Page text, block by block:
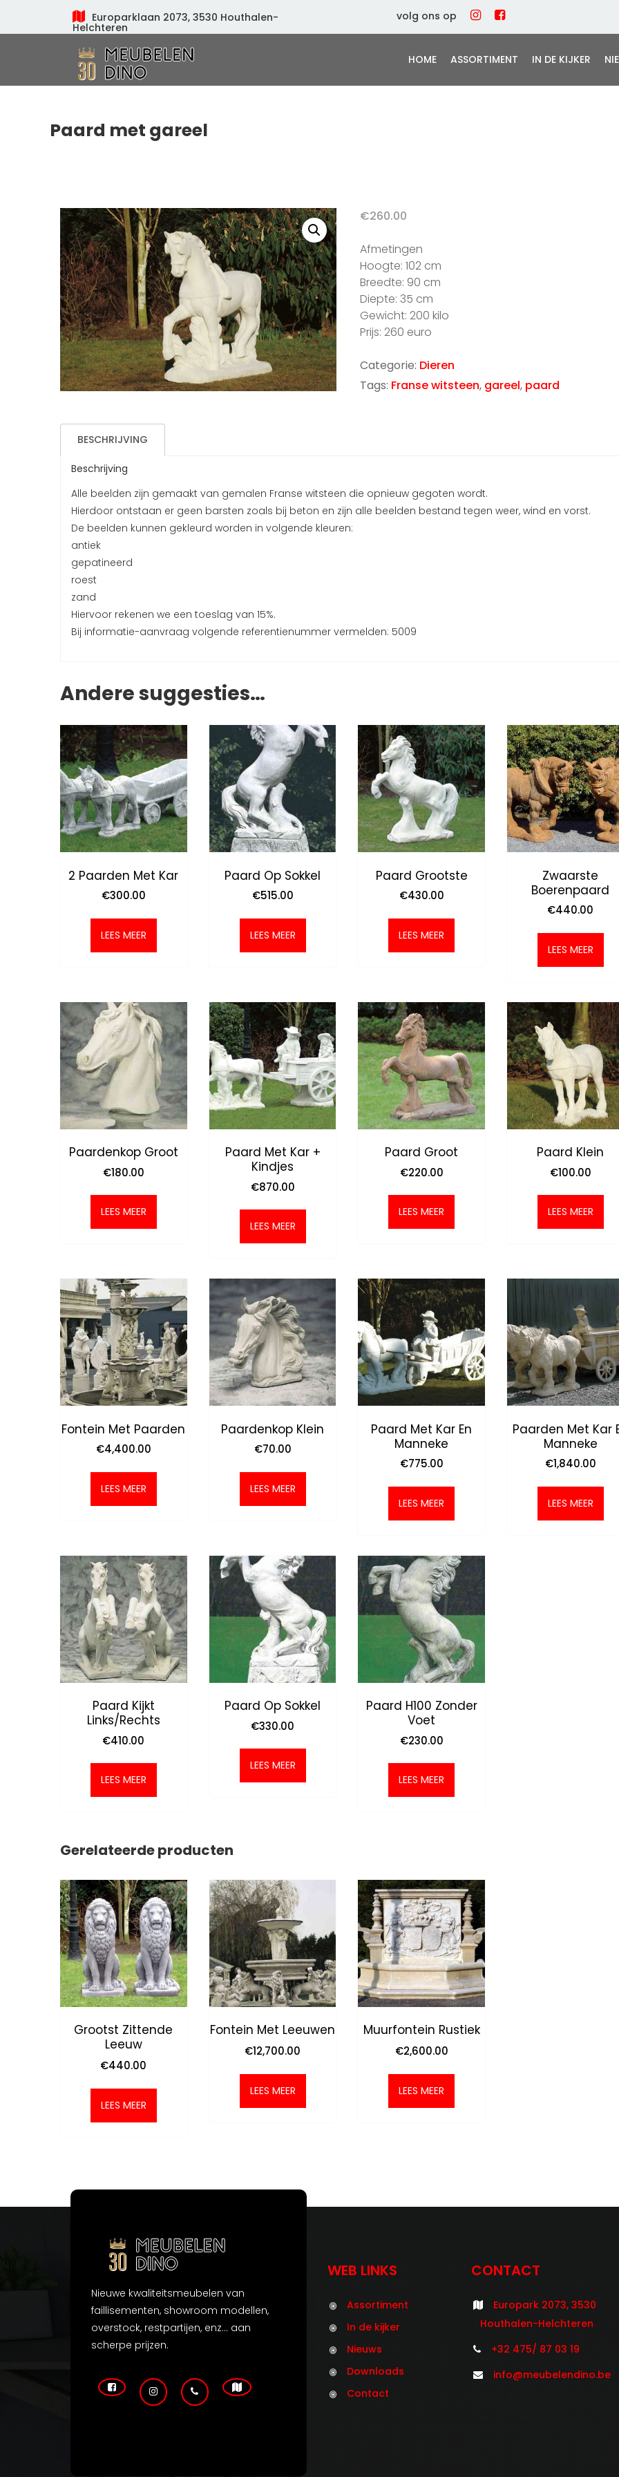
Europarklaan 2073, 3530 Houthalen-
Helchteren
volg ons op
HOME ASSORTIMENT IN DE KIJKER
Paard met gareel
€260.00
Afmetingen
Hoogte: 102 cm
Breedte: 90 cm
Diepte: 35 cm
Gewicht: 200 kilo
Prijs: 260 euro
Categorie: Dieren
Tags: Franse witsteen, gareel, paard
BESCHRIJVING
Beschrijving
Alle beelden zijn gemaakt van gemalen Franse witsteen die opnieuw gegoten wordt.
Hierdoor ontstaan er geen barsten zoals bij beton en zijn alle beelden bestand tegen weer, wind en vorst.
De beelden kunnen gekleurd worden in volgende kleuren:
antiek
gepatineerd
roest
zand
Hiervoor rekenen we een toeslag van 15%.
Bij informatie-aanvraag volgende referentienummer vermelden: 5009
Andere suggesties…
2 Paarden Met Kar
€300.00
LEES MEER
Paard Op Sokkel
€515.00
LEES MEER
Paard Grootste
€430.00
LEES MEER
Zwaarste
Boerenpaard
€440.00
LEES MEER
Paardenkop Groot
€180.00
LEES MEER
Paard Met Kar +
Kindjes
€870.00
LEES MEER
Paard Groot
€220.00
LEES MEER
Paard Klein
€100.00
LEES MEER
Fontein Met Paarden
€4,400.00
LEES MEER
Paardenkop Klein
€70.00
LEES MEER
Paard Met Kar En
Manneke
€775.00
LEES MEER
Paarden Met Kar
Manneke
€1,840.00
LEES MEER
Paard Kijkt
Links/rechts
€410.00
LEES MEER
Paard Op Sokkel
€330.00
LEES MEER
Paard H100 Zonder
Voet
€230.00
LEES MEER
Gerelateerde producten
Grootst Zittende
Leeuw
€440.00
LEES MEER
Fontein Met Leeuwen
€12,700.00
LEES MEER
Muurfontein Rustiek
€2,600.00
LEES MEER
Nieuwe kwaliteitsmeubelen van
faillisementen, showroom modellen,
overstock, restpartijen, enz... aan
scherpe prijzen.
WEB LINKS
Assortiment
In de kijker
Nieuws
Downloads
Contact
CONTACT
Europark 2073, 3530
Houthalen-Helchteren
+32 475/ 87 03 19
info@meubelendino.be